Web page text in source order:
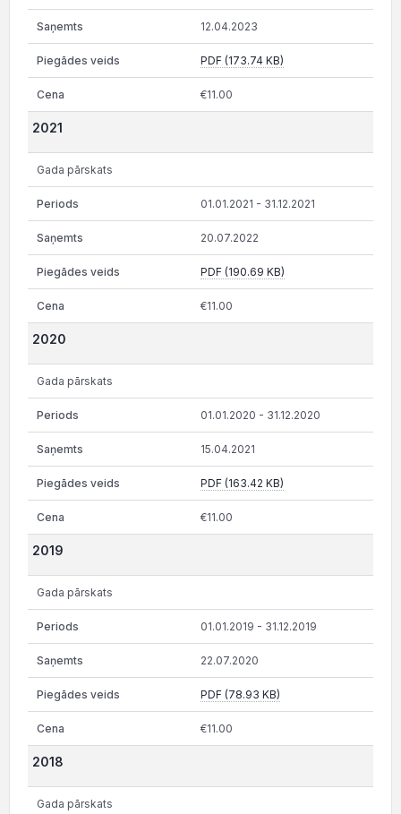
12.04.2023
PDF (173.74 KB)
€11.00
2021
Gada pārskats
01.01.2021 - 31.12.2021
20.07.2022
PDF (190.69 KB)
€11.00
2020
Gada pārskats
01.01.2020 - 31.12.2020
15.04.2021
PDF (163.42 KB)
€11.00
2019
Gada pārskats
01.01.2019 - 31.12.2019
22.07.2020
PDF (78.93 KB)
€11.00
2018
Gada pārskats